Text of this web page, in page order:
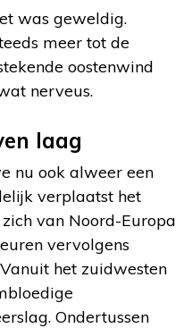
was geweldig.
meer tot de
oostenwind
nerveus.
laag
nu ook alweer een
verplaatst het
van Noord-Europa
vervolgens
het zuidwesten
Ondertussen